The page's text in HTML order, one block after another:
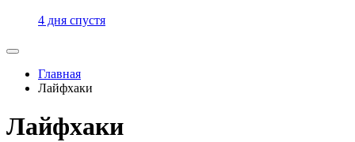
4 дня спустя
Главная
Лайфхаки
Лайфхаки